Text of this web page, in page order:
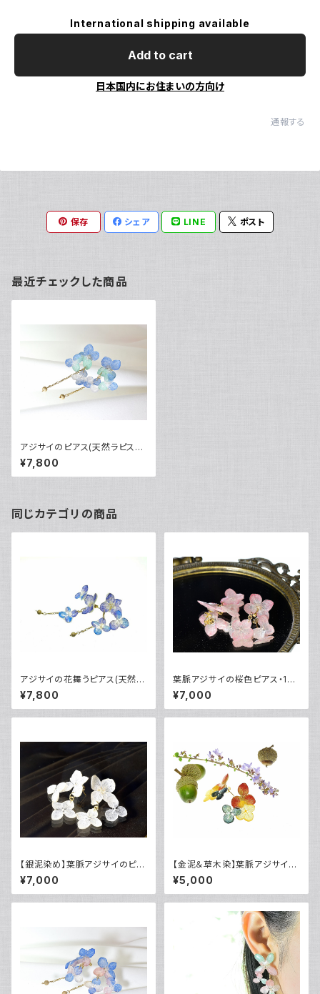
International shipping available
Add to cart
日本国内にお住まいの方向け
通報する
保存 シェア LINE ポスト
最近チェックした商品
アジサイのピアス(天然ラピスラ
ズリ・マラカイト染)14kgf《イヤ
リング可》
¥7,800
同じカテゴリの商品
アジサイの花舞うピアス(天然ラ
ピスラズリ・草木染）14kgf・《イ
ヤリング可》
¥7,800
葉脈アジサイの桜色ピアス・14k
gf〈イヤリング可〉
¥7,000
【銀泥染め】葉脈アジサイのピア
ス・14kgf〈イヤリング可〉
¥7,000
【金泥＆草木染】葉脈アジサイの
秋色ピアス・14kgf
¥5,000